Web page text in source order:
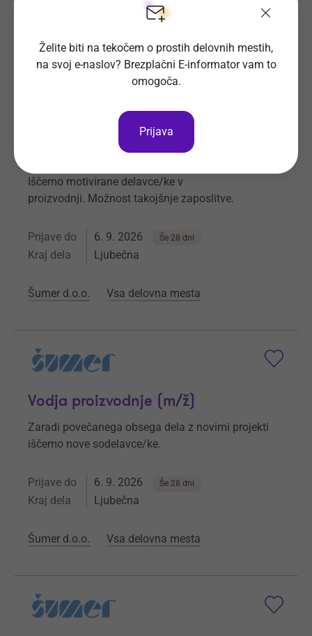
Vsa delovna mesta
Delavec v proizvodnji - kalilnica (m/
Iščemo motivirane delavce/ke v
proizvodnji. Možnost takojšnje zaposlitve.
Prijave do 6. 9. 2026 Še 28 dni
Kraj dela Ljubečna
Šumer d.o.o. Vsa delovna mesta
Vodja proizvodnje (m/ž)
Zaradi povečanega obsega dela z novimi projekti
iščemo nove sodelavce/ke.
Prijave do 6. 9. 2026 Še 28 dni
Kraj dela Ljubečna
Šumer d.o.o. Vsa delovna mesta
Želite biti na tekočem o prostih delovnih mestih,
na svoj e-naslov? Brezplačni E-informator vam to
omogoča.
Prijava